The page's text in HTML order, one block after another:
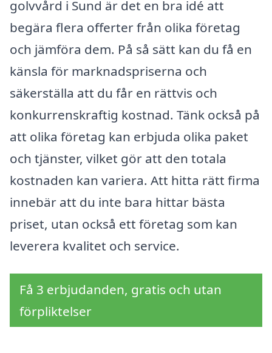
golvvård i Sund är det en bra idé att
begära flera offerter från olika företag
och jämföra dem. På så sätt kan du få en
känsla för marknadspriserna och
säkerställa att du får en rättvis och
konkurrenskraftig kostnad. Tänk också på
att olika företag kan erbjuda olika paket
och tjänster, vilket gör att den totala
kostnaden kan variera. Att hitta rätt firma
innebär att du inte bara hittar bästa
priset, utan också ett företag som kan
leverera kvalitet och service.
Få 3 erbjudanden, gratis och utan
förpliktelser